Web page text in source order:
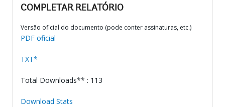
COMPLETAR RELATÓRIO
Versão oficial do documento (pode conter assinaturas, etc.)
PDF oficial
TXT*
Total Downloads** : 113
Download Stats